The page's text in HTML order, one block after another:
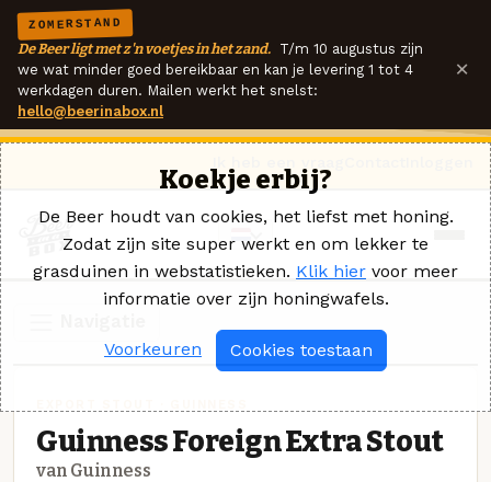
ZOMERSTAND
De Beer ligt met z'n voetjes in het zand. T/m 10 augustus zijn
we wat minder goed bereikbaar en kan je levering 1 tot 4
werkdagen duren. Mailen werkt het snelst:
hello@beerinabox.nl
×
Guinness Foreign Extra Stout
van Guinness
Koekje erbij?
De Beer houdt van cookies, het liefst met honing.
Zodat zijn site super werkt en om lekker te
grasduinen in webstatistieken. Klik hier voor meer
informatie over zijn honingwafels.
Voorkeuren Cookies toestaan